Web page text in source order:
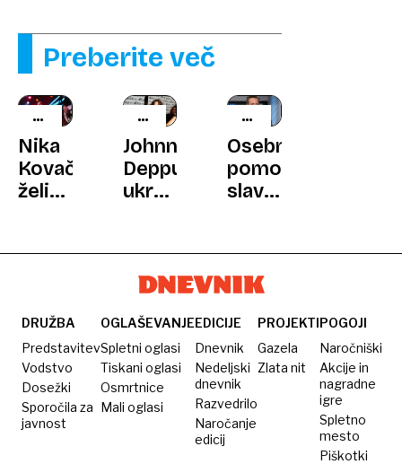
Preberite več
RUMENE
NOVICE
Nika
Kovač
želi
človek,
obiskuje
divjad,
Jernej
Tozon
je
fajn
620
TISOČAKOV
Johnnyju
Deppu
ukradel
leta
živel
veliki
nogi,
igralec
ni niti
opazil
MATTHEW
PERRY
Osebni
pomočnik
slavnemu
smrtonosni
odmerek
v
zaporu
bo tri
leta
DRUŽBA
Predstavitev
Vodstvo
Dosežki
Sporočila za
javnost
OGLAŠEVANJE
Spletni oglasi
Tiskani oglasi
Osmrtnice
Mali oglasi
EDICIJE
Dnevnik
Nedeljski
dnevnik
Razvedrilo
Naročanje
edicij
PROJEKTI
Gazela
Zlata nit
POGOJI
Naročniški
Akcije in
nagradne
igre
Spletno
mesto
Piškotki